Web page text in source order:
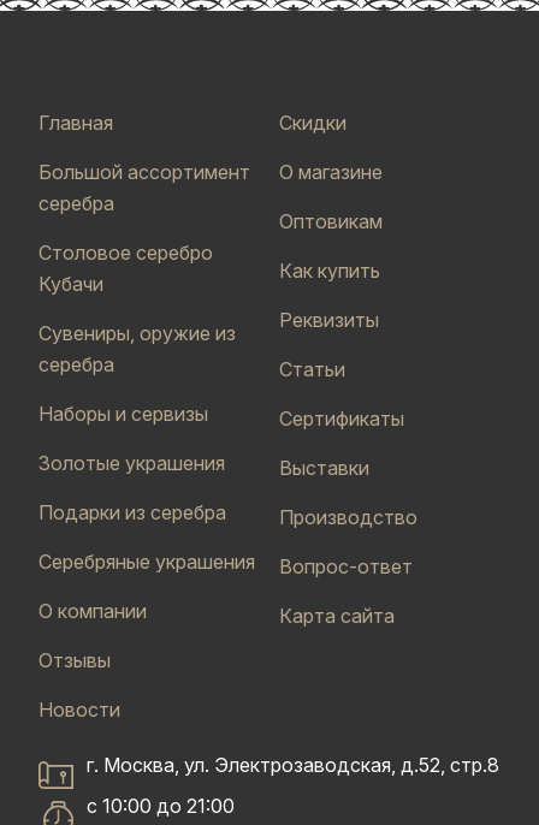
Главная
Большой ассортимент
серебра
Столовое серебро
Кубачи
Сувениры, оружие из
серебра
Наборы и сервизы
Золотые украшения
Подарки из серебра
Серебряные украшения
О компании
Отзывы
Новости
Скидки
О магазине
Оптовикам
Как купить
Реквизиты
Статьи
Сертификаты
Выставки
Производство
Вопрос-ответ
Карта сайта
г. Москва, ул. Электрозаводская, д.52, стр.8
с 10:00 до 21:00